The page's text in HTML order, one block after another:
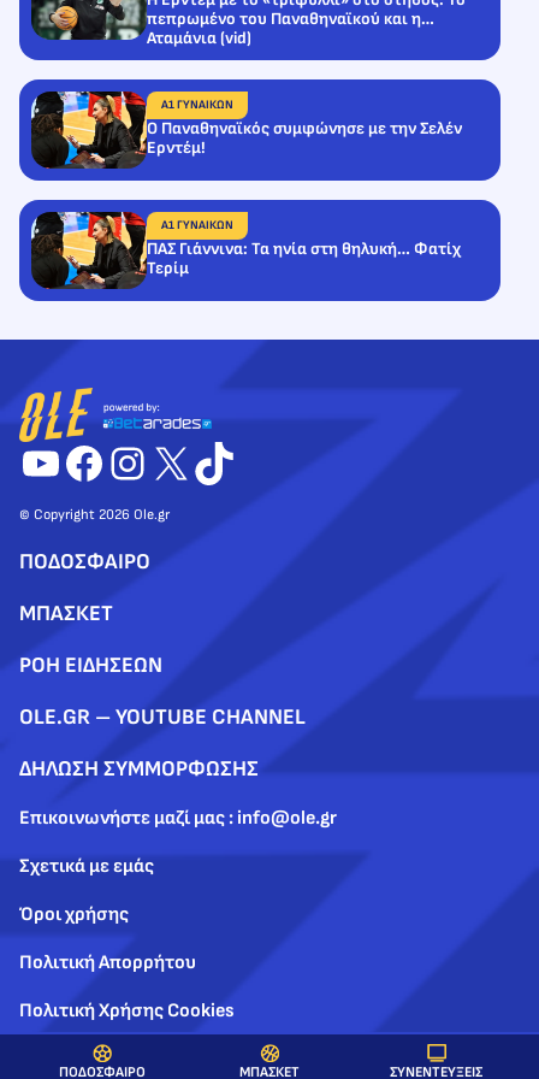
ΠΟΔΟΣΦΑΙΡΟ ΜΠΑΣΚΕΤ ΣΥΝΕΝΤΕΥΞΕΙΣ
πεπρωμένο του Παναθηναϊκού και η…
Αταμάνια (vid)
Α1 ΓΥΝΑΙΚΩΝ
Ο Παναθηναϊκός συμφώνησε με την Σελέν
Ερντέμ!
Α1 ΓΥΝΑΙΚΩΝ
ΠΑΣ Γιάννινα: Τα ηνία στη θηλυκή… Φατίχ
Τερίμ
YouTube
Facebook
Instagram
X TikTok
© Copyright 2026 Ole.gr
ΠΟΔΟΣΦΑΙΡΟ
ΜΠΑΣΚΕΤ
ΡΟΗ ΕΙΔΗΣΕΩΝ
OLE.GR – YOUTUBE CHANNEL
ΔΗΛΩΣΗ ΣΥΜΜΟΡΦΩΣΗΣ
Επικοινωνήστε μαζί μας : info@ole.gr
Σχετικά με εμάς
Όροι χρήσης
Πολιτική Απορρήτου
Πολιτική Χρήσης Cookies